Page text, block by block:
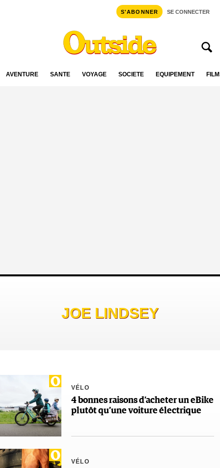
S'ABONNER SE CONNECTER
AVENTURE SANTÉ VOYAGE SOCIÉTÉ ÉQUIPEMENT
JOE LINDSEY
VÉLO
4 bonnes raisons d’acheter un eBike
plutôt qu’une voiture électrique
VÉLO